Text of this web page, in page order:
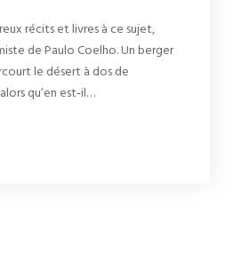
récits et livres à ce sujet,
de Paulo Coelho. Un berger
le désert à dos de
qu’en est-il…